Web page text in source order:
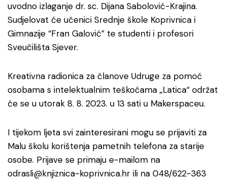
uvodno izlaganje dr. sc. Dijana Sabolović-Krajina.
Sudjelovat će učenici Srednje škole Koprivnica i
Gimnazije “Fran Galović” te studenti i profesori
Sveučilišta Sjever.
Kreativna radionica za članove Udruge za pomoć
osobama s intelektualnim teškoćama „Latica“ održat
će se u utorak 8. 8. 2023. u 13 sati u Makerspaceu.
I tijekom ljeta svi zainteresirani mogu se prijaviti za
Malu školu korištenja pametnih telefona za starije
osobe. Prijave se primaju e-mailom na
odrasli@knjiznica-koprivnica.hr ili na 048/622-363